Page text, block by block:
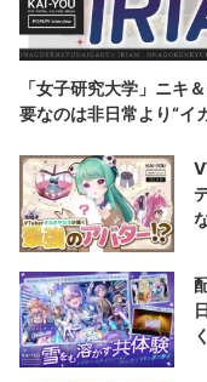
「女子研究大学」ニ
要なのは非日常より“イ